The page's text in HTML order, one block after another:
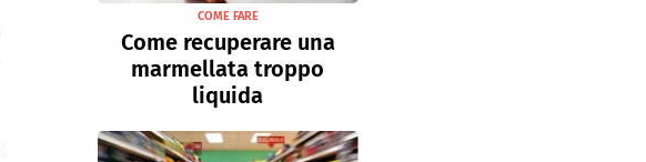
COME FARE
Come recuperare una
marmellata troppo
liquida